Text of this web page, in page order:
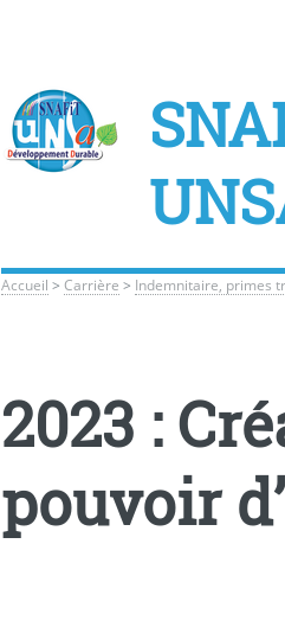
Accueil >Carrière > Indemnitaire, primes
2023 :
pouvoir